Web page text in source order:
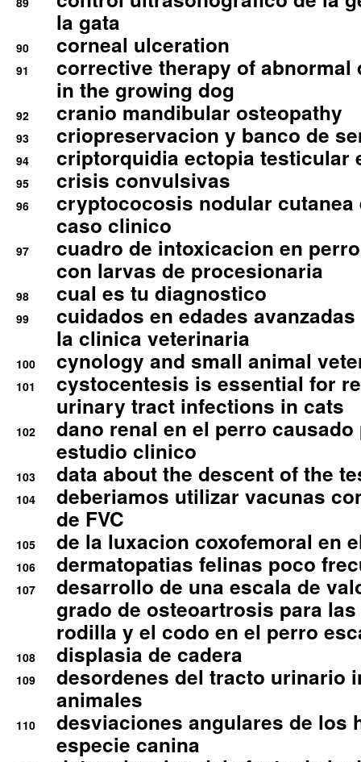
la gata
90 corneal ulceration
91
corrective therapy of abnormal
in the growing dog
92 cranio mandibular osteopathy
93 criopreservacion y banco de
94 criptorquidia ectopia testicular
95 crisis convulsivas
96
cryptococosis nodular cutanea
caso clinico
97
cuadro de intoxicacion en
con larvas de procesionaria
98 cual es tu diagnostico
99
cuidados en edades
la clinica veterinaria
100 cynology and small animal
101
cystocentesis is essential for
urinary tract infections in cats
102
dano renal en el perro
estudio clinico
103 data about the descent of the
104
deberiamos utilizar vacunas
de FVC
105 de la luxacion coxofemoral en
106 dermatopatias felinas poco
107
desarrollo de una escala de
grado de osteoartrosis para
rodilla y el codo en el perro
108 displasia de cadera
109
desordenes del tracto urinario
animales
110
desviaciones angulares de los
especie canina